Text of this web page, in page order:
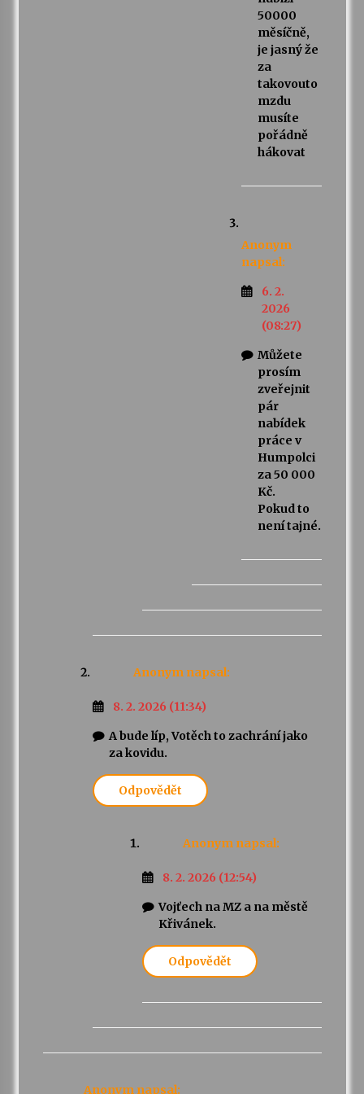
50000
měsíčně,
je jasný že
za
takovouto
mzdu
musíte
pořádně
hákovat
Anonym
napsal:
6. 2.
2026
(08:27)
Můžete
prosím
zveřejnit
pár
nabídek
práce v
Humpolci
za 50 000
Kč.
Pokud to
není tajné.
Anonym napsal:
8. 2. 2026 (11:34)
A bude líp, Votěch to zachrání jako
za kovidu.
Odpovědět
Anonym napsal:
8. 2. 2026 (12:54)
Vojťech na MZ a na městě
Křivánek.
Odpovědět
Anonym napsal: